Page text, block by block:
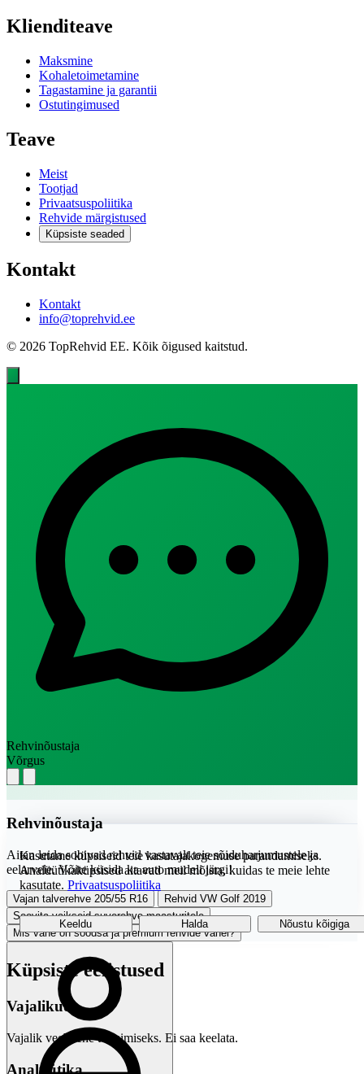
Klienditeave
Maksmine
Kohaletoimetamine
Tagastamine ja garantii
Ostutingimused
Teave
Meist
Tootjad
Privaatsuspoliitika
Rehvide märgistused
Küpsiste seaded
Kontakt
Kontakt
info@toprehvid.ee
© 2026 TopRehvid EE. Kõik õigused kaitstud.
Rehvinõustaja
Võrgus
Rehvinõustaja
Aitan leida sobivad rehvid vastavalt teie sõiduharjumustele ja
eelarvele. Võite küsida ka auto mudeli järgi!
Vajan talverehve 205/55 R16
Rehvid VW Golf 2019
Soovita vaikseid suverehve maasturitele
Mis vahe on soodsa ja premium rehvide vahel?
Kasutame küpsiseid teie kasutajakogemuse parandamiseks.
Analüütikaküpsised aitavad meil mõista, kuidas te meie lehte
kasutate. Privaatsuspoliitika
Keeldu Halda Nõustu kõigiga
Küpsiste eelistused
Vajalikud
Vajalik veebilehe toimimiseks. Ei saa keelata.
Analüütika